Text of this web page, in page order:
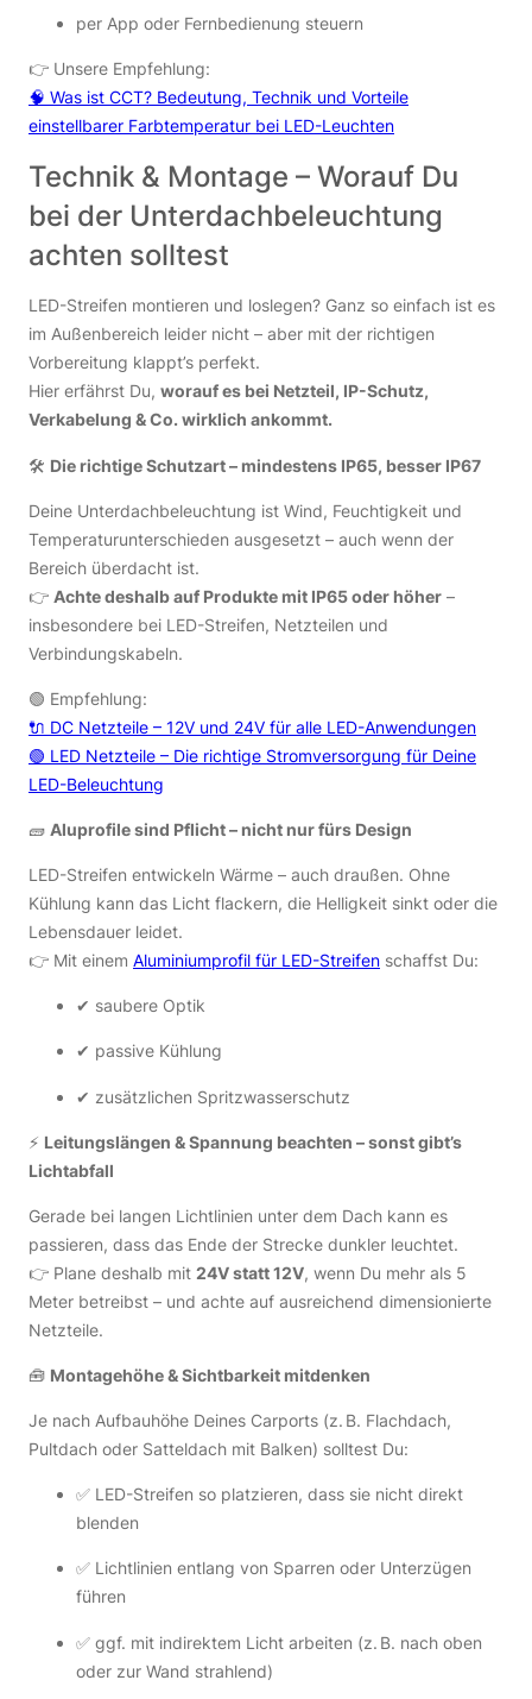
per App oder Fernbedienung steuern
👉 Unsere Empfehlung:
🧠 Was ist CCT? Bedeutung, Technik und Vorteile
einstellbarer Farbtemperatur bei LED-Leuchten
Technik & Montage – Worauf Du
bei der Unterdachbeleuchtung
achten solltest
LED-Streifen montieren und loslegen? Ganz so einfach ist es
im Außenbereich leider nicht – aber mit der richtigen
Vorbereitung klappt’s perfekt.
Hier erfährst Du, worauf es bei Netzteil, IP-Schutz,
Verkabelung & Co. wirklich ankommt.
🛠 Die richtige Schutzart – mindestens IP65, besser IP67
Deine Unterdachbeleuchtung ist Wind, Feuchtigkeit und
Temperaturunterschieden ausgesetzt – auch wenn der
Bereich überdacht ist.
👉 Achte deshalb auf Produkte mit IP65 oder höher –
insbesondere bei LED-Streifen, Netzteilen und
Verbindungskabeln.
🟢 Empfehlung:
🔌 DC Netzteile – 12V und 24V für alle LED-Anwendungen
🟢 LED Netzteile – Die richtige Stromversorgung für Deine
LED-Beleuchtung
🧱 Aluprofile sind Pflicht – nicht nur fürs Design
LED-Streifen entwickeln Wärme – auch draußen. Ohne
Kühlung kann das Licht flackern, die Helligkeit sinkt oder die
Lebensdauer leidet.
👉 Mit einem Aluminiumprofil für LED-Streifen schaffst Du:
✔ saubere Optik
✔ passive Kühlung
✔ zusätzlichen Spritzwasserschutz
⚡️ Leitungslängen & Spannung beachten – sonst gibt’s
Lichtabfall
Gerade bei langen Lichtlinien unter dem Dach kann es
passieren, dass das Ende der Strecke dunkler leuchtet.
👉 Plane deshalb mit 24V statt 12V, wenn Du mehr als 5
Meter betreibst – und achte auf ausreichend dimensionierte
Netzteile.
🧰 Montagehöhe & Sichtbarkeit mitdenken
Je nach Aufbauhöhe Deines Carports (z. B. Flachdach,
Pultdach oder Satteldach mit Balken) solltest Du:
✅ LED-Streifen so platzieren, dass sie nicht direkt
blenden
✅ Lichtlinien entlang von Sparren oder Unterzügen
führen
✅ ggf. mit indirektem Licht arbeiten (z. B. nach oben
oder zur Wand strahlend)